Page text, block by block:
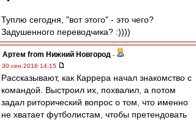
Туплю сегодня, "вот этого" - это чего?
Задушенного переводчика? :))))
Артем from Нижний Новгород -
30 сен 2016 14:15
Рассказывают, как Каррера начал знакомство с
командой. Выстроил их, похвалил, а потом
задал риторический вопрос о том, что именно
не хватает футболистам, чтобы претендовать